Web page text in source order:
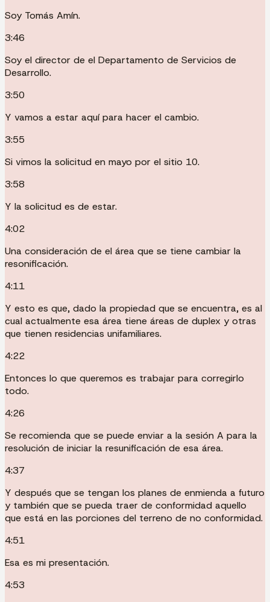
Soy Tomás Amín.
3:46
Soy el director de el Departamento de Servicios de
Desarrollo.
3:50
Y vamos a estar aquí para hacer el cambio.
3:55
Si vimos la solicitud en mayo por el sitio 10.
3:58
Y la solicitud es de estar.
4:02
Una consideración de el área que se tiene cambiar la
resonificación.
4:11
Y esto es que, dado la propiedad que se encuentra, es al
cual actualmente esa área tiene áreas de duplex y otras
que tienen residencias unifamiliares.
4:22
Entonces lo que queremos es trabajar para corregirlo
todo.
4:26
Se recomienda que se puede enviar a la sesión A para la
resolución de iniciar la resunificación de esa área.
4:37
Y después que se tengan los planes de enmienda a futuro
y también que se pueda traer de conformidad aquello
que está en las porciones del terreno de no conformidad.
4:51
Esa es mi presentación.
4:53